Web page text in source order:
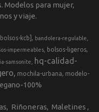
Modelos para mujer,
y viaje.
[bolsos-kcb] bandolera-regulable
impermeables bolsos-ligeros
samsonite
hq-calidad-
mochila-urbana
modelo-
100%
Riñoneras Maletines